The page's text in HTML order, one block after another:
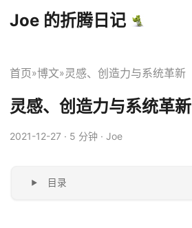
Joe 的折腾日记
首页»博文»灵感、创造力与系统革新
灵感、创造力与系统革新
2021-12-27 · 5 分钟 · Joe
目录